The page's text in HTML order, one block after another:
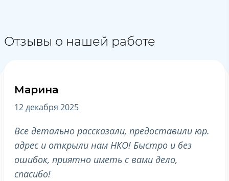
Отзывы о нашей работе
Марина
12 декабря 2025
Все детально рассказали, предоставили юр.
адрес и открыли нам НКО! Быстро и без
ошибок, приятно иметь с вами дело,
спасибо!